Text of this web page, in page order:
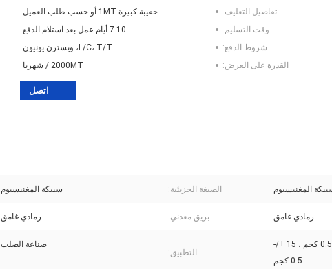
تفاصيل التغليف:
حقيبة كبيرة 1MT أو حسب طلب العميل
وقت التسليم:
7-10 أيام عمل بعد استلام الدفع
شروط الدفع:
L/C، T/T، ويسترن يونيون
القدرة على العرض:
2000MT / شهريا
اتصل
المغنيسيوم الصيغة الجزيئية: سبيكة المغنيسيوم
رمادي غامق بريق معدني: رمادي غامق
300 جم +/- 50 جم ، 7.5 +/- 0.5 كجم ، 15 +/-
0.5 كجم
التطبيق:
صناعة الصلب